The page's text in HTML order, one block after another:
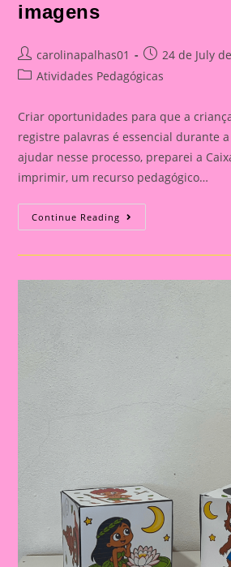
imagens
Post
author:
carolinapalhas01
Post
published:
24 de July
PostAtividades Pedagógicas
Criar oportunidades para que a
registre palavras é essencial durante
ajudar nesse processo, preparei a
imprimir, um recurso pedagógico…
Continue Reading Caixa
Da
Para
Fichas
Palavras
Imagens